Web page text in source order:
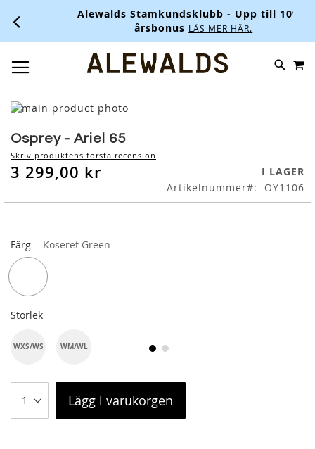
Alewalds Stamkundsklubb - Upp till 10% i
årsbonus LÄS MER HÄR.
SKIP
Skip
the
end
of
the
gallery
to
the
beginning
of
images
Osprey - Ariel 65
Skriv produktens första recension
3 299,00 kr
I LAGER
Artikelnummer
OY1106
Färg Koseret Green
Storlek
WXS/WS WM/WL
Lägg i varukorgen